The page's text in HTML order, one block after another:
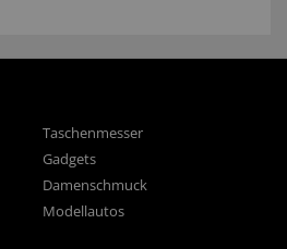
Taschenmesser
Gadgets
Damenschmuck
Modellautos